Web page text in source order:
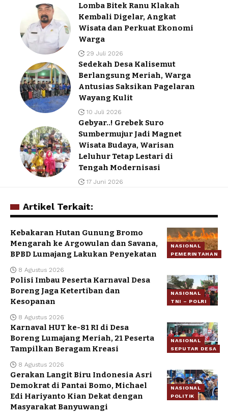
Lomba Bitek Ranu Klakah
Kembali Digelar, Angkat
Wisata dan Perkuat Ekonomi
Warga
29 Juli 2026
Sedekah Desa Kalisemut
Berlangsung Meriah, Warga
Antusias Saksikan Pagelaran
Wayang Kulit
10 Juli 2026
Gebyar..! Grebek Suro
Sumbermujur Jadi Magnet
Wisata Budaya, Warisan
Leluhur Tetap Lestari di
Tengah Modernisasi
17 Juni 2026
Artikel Terkait:
NASIONAL
PEMERINTAHAN
Kebakaran Hutan Gunung Bromo
Mengarah ke Argowulan dan Savana,
BPBD Lumajang Lakukan Penyekatan
8 Agustus 2026
NASIONAL
TNI – POLRI
Polisi Imbau Peserta Karnaval Desa
Boreng Jaga Ketertiban dan
Kesopanan
8 Agustus 2026
NASIONAL
SEPUTAR DESA
Karnaval HUT ke-81 RI di Desa
Boreng Lumajang Meriah, 21 Peserta
Tampilkan Beragam Kreasi
8 Agustus 2026
NASIONAL
POLITIK
Gerakan Langit Biru Indonesia Asri
Demokrat di Pantai Bomo, Michael
Edi Hariyanto Kian Dekat dengan
Masyarakat Banyuwangi